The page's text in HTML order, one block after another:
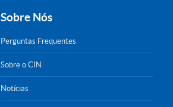
Sobre Nós
Perguntas Frequentes
Sobre o CIN
Notícias